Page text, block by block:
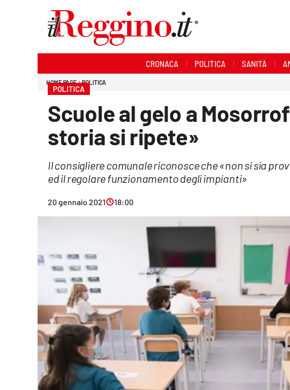
Lac Network
CRONACA POLITICA SANITÀ
HOME PAGE POLITICA
POLITICA
Scuole al gelo a
storia si ripete»
Il consigliere comunale riconosce che «non si sia
ed il regolare funzionamento degli impianti»
20 gennaio 2021 18:00